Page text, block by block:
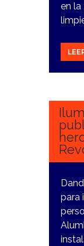
en la
14
para